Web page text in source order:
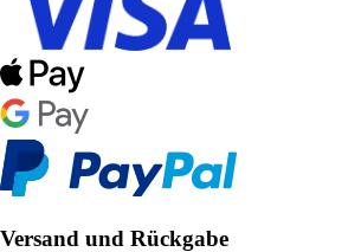
Versand und Rückgabe